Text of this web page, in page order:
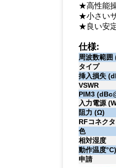
★高性能
★小さい
★良い安
仕様:
周波数範囲
タイプ
挿入損失
VSWR
PIM3
入力電源
阻力 (Ω)
RFコネクタ
色
相対湿度
動作温度°C)
申請